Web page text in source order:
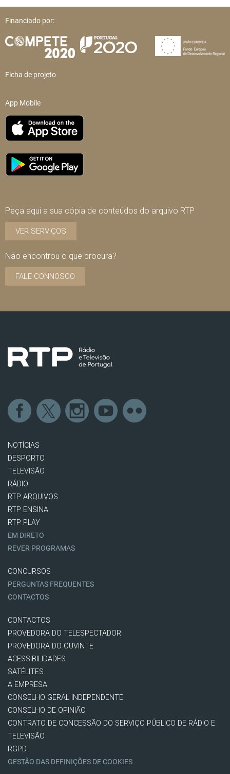
Financiado por:
Ficha de projeto
App Mobile
Peça aqui a sua cópia de conteúdos do arquivo RTP
VER SERVIÇOS
Não encontrou o que procura?
FALE CONNOSCO
NOTÍCIAS
DESPORTO
TELEVISÃO
RÁDIO
RTP ARQUIVOS
RTP ENSINA
RTP PLAY
EM DIRETO
REVER PROGRAMAS
CONCURSOS
PERGUNTAS FREQUENTES
CONTACTOS
CONTACTOS
PROVEDORA DO TELESPECTADOR
PROVEDORA DO OUVINTE
ACESSIBILIDADES
SATÉLITES
A EMPRESA
CONSELHO GERAL INDEPENDENTE
CONSELHO DE OPINIÃO
CONTRATO DE CONCESSÃO DO SERVIÇO PÚBLICO DE RÁDIO E
TELEVISÃO
RGPD
GESTÃO DAS DEFINIÇÕES DE COOKIES